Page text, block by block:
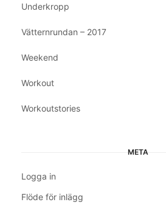
Underkropp
Vätternrundan – 2017
Weekend
Workout
Workoutstories
META
Logga in
Flöde för inlägg